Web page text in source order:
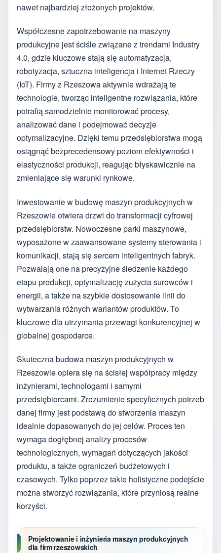
nawet najbardziej złożonych projektów.
Współczesne zapotrzebowanie na maszyny
produkcyjne jest ściśle związane z trendami Industry
4.0, gdzie kluczowe stają się automatyzacja,
robotyzacja, sztuczna inteligencja i Internet Rzeczy
(IoT). Firmy z Rzeszowa aktywnie wdrażają te
technologie, tworząc inteligentne rozwiązania, które
potrafią samodzielnie monitorować procesy,
analizować dane i podejmować decyzje
optymalizacyjne. Dzięki temu przedsiębiorstwa mogą
osiągnąć bezprecedensowy poziom efektywności i
elastyczności produkcji, reagując błyskawicznie na
zmieniające się warunki rynkowe.
Inwestowanie w budowę maszyn produkcyjnych w
Rzeszowie otwiera drzwi do transformacji cyfrowej
przedsiębiorstw. Nowoczesne parki maszynowe,
wyposażone w zaawansowane systemy sterowania i
komunikacji, stają się sercem inteligentnych fabryk.
Pozwalają one na precyzyjne śledzenie każdego
etapu produkcji, optymalizację zużycia surowców i
energii, a także na szybkie dostosowanie linii do
wytwarzania różnych wariantów produktów. To
kluczowe dla utrzymania przewagi konkurencyjnej w
globalnej gospodarce.
Skuteczna budowa maszyn produkcyjnych w
Rzeszowie opiera się na ścisłej współpracy między
inżynierami, technologami i samymi
przedsiębiorcami. Zrozumienie specyficznych potrzeb
danej firmy jest podstawą do stworzenia maszyn
idealnie dopasowanych do jej celów. Proces ten
wymaga dogłębnej analizy procesów
technologicznych, wymagań dotyczących jakości
produktu, a także ograniczeń budżetowych i
czasowych. Tylko poprzez takie holistyczne podejście
można stworzyć rozwiązania, które przyniosą realne
korzyści.
Projektowanie i inżynieria maszyn produkcyjnych
dla firm rzeszowskich